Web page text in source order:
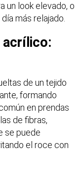
un look elevado, o
más relajado.
acrílico:
de un tejido
formando
en prendas
de fibras,
se puede
el roce con